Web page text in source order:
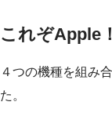
これぞApple
４つの機種を組み
た。